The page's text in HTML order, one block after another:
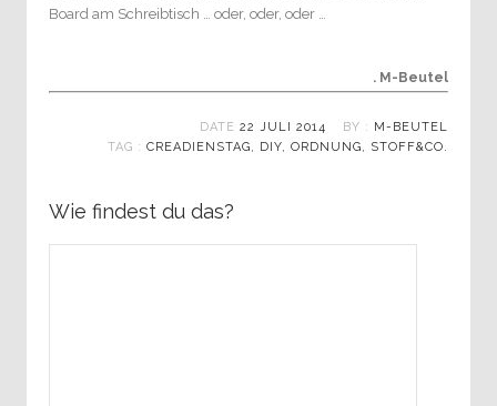
Board am Schreibtisch … oder, oder, oder …
. M-Beutel
DATE 22 JULI 2014 BY : M-BEUTEL
TAG : CREADIENSTAG DIY ORDNUNG STOFF&CO.
Wie findest du das?